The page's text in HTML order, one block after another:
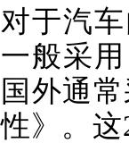
对于汽
一般采
国外通
性》。